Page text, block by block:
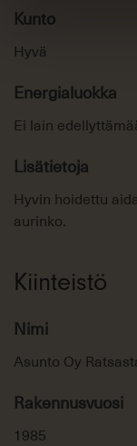
Kunto
Hyvä
Energialuokka
Ei lain
Lisätietoja
Hyvin hoidettu
aurinko.
Kiinteistö
Nimi
Asunto Oy
Rakennusvuosi
1985